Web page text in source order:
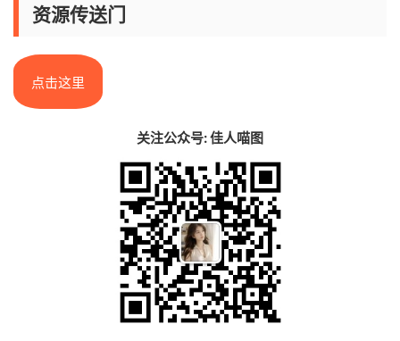
资源传送门
点击这里
关注公众号: 佳人喵图